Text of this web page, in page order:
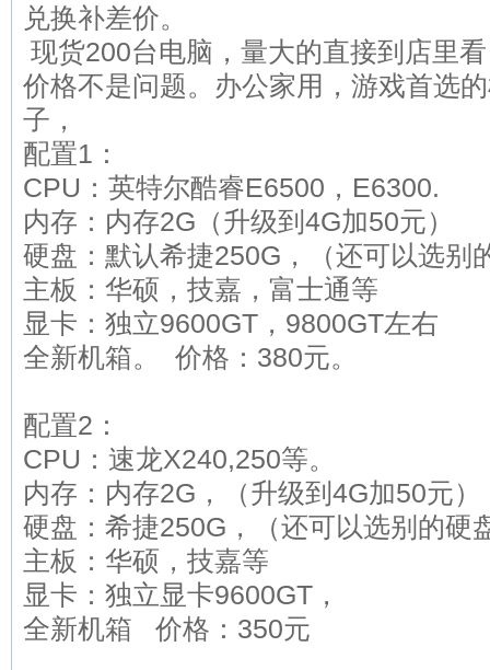
兑换补差价。
现货200台电脑，量大的直接到店里
价格不是问题。办公家用，游戏首选
子，
配置1：
CPU：英特尔酷睿E6500，E6300.
内存：内存2G（升级到4G加50元）
硬盘：默认希捷250G，（还可以选别
主板：华硕，技嘉，富士通等
显卡：独立9600GT，9800GT左右
全新机箱。 价格：380元。
配置2：
CPU：速龙X240,250等。
内存：内存2G，（升级到4G加50元）
硬盘：希捷250G，（还可以选别的硬
主板：华硕，技嘉等
显卡：独立显卡9600GT，
全新机箱 价格：350元